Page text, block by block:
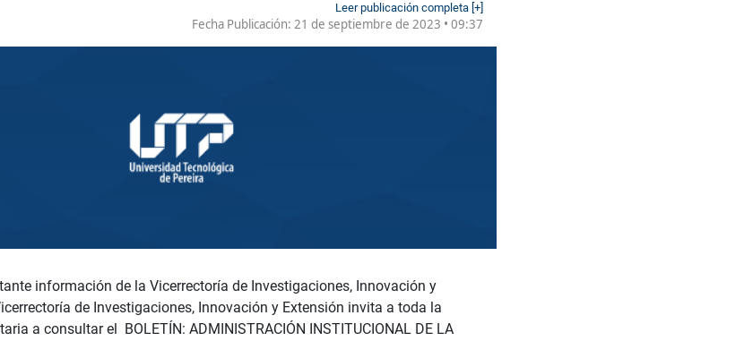
Leer publicación completa [+]
Fecha Publicación: 21 de septiembre de 2023 • 09:37
información de la Vicerrectoría de Investigaciones, Innovación y
de Investigaciones, Innovación y Extensión invita a toda la
a consultar el BOLETÍN: ADMINISTRACIÓN INSTITUCIONAL DE LA